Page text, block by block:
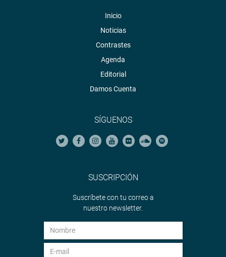
Inicio
Noticias
Contrastes
Agenda
Editorial
Damos Cuenta
SÍGUENOS
SUSCRIPCIÓN
Suscríbete con tu correo a
nuestro newsletter.